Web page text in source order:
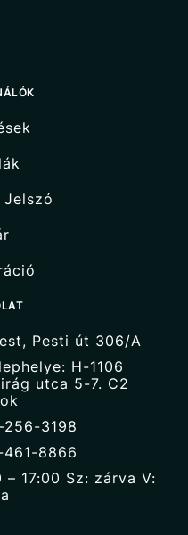
Pesti út 306/A
H-1106
utca 5-7. C2
3198
8866
17:00 Sz: zárva V: